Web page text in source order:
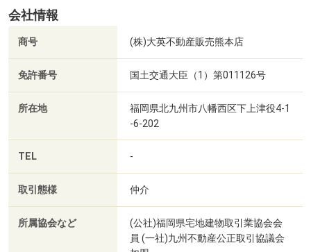
会社情報
商号 (株)大英不動産販売熊本店
免許番号 国土交通大臣（1）第011126号
所在地
福岡県北九州市八幡西区下上津役4-1
-6-202
TEL -
取引態様 仲介
所属協会など
(公社)福岡県宅地建物取引業協会会
員 (一社)九州不動産公正取引協議会